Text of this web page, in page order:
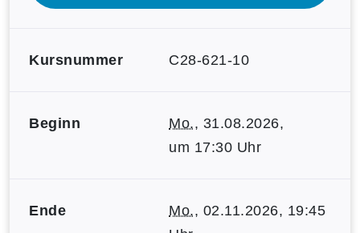
Kursnummer C28-621-10
Beginn Mo., 31.08.2026,
um 17:30 Uhr
Ende Mo., 02.11.2026, 19:45